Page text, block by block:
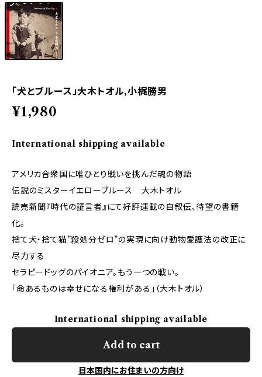
「犬とブルース」大木トオル,小梶勝男
¥1,980
International shipping available
アメリカ合衆国に唯ひとり戦いを挑んだ魂の物語
伝説のミスターイエローブルース 大木トオル
読売新聞『時代の証言者』にて好評連載の自叙伝、待望の書籍
化。
捨て犬・捨て猫”殺処分ゼロ”の実現に向け動物愛護法の改正に
尽力する
セラピードッグのパイオニア。もう一つの戦い。
「命あるものは幸せになる権利がある」（大木トオル）
International shipping available
Add to cart
日本国内にお住まいの方向け